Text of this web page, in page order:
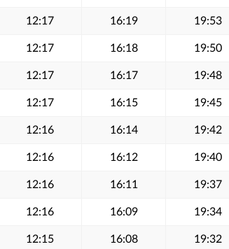
12:17 16:19 19:53
12:17 16:18 19:50
12:17 16:17 19:48
12:17 16:15 19:45
12:16 16:14 19:42
12:16 16:12 19:40
12:16 16:11 19:37
12:16 16:09 19:34
12:15 16:08 19:32